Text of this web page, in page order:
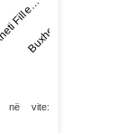
në vite: